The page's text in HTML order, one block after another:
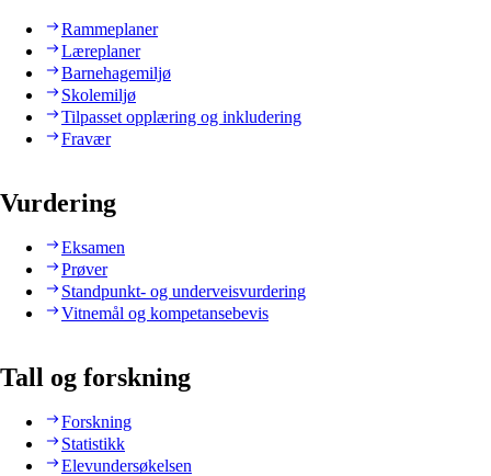
Rammeplaner
Læreplaner
Barnehagemiljø
Skolemiljø
Tilpasset opplæring og inkludering
Fravær
Vurdering
Eksamen
Prøver
Standpunkt- og underveisvurdering
Vitnemål og kompetansebevis
Tall og forskning
Forskning
Statistikk
Elevundersøkelsen